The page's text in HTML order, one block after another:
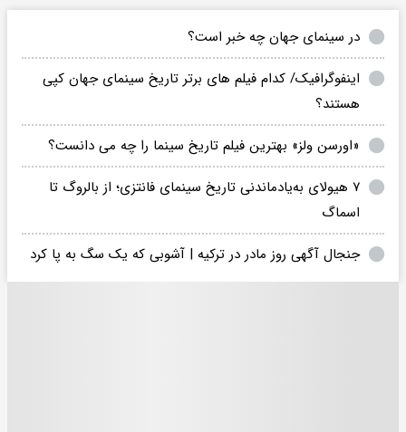
در سینمای جهان چه خبر است؟
اینفوگرافیک/ کدام فیلم‌ های برتر تاریخ سینمای جهان کپی‌
هستند؟
«اورسن ولز» بهترین فیلم تاریخ سینما را چه می دانست؟
۷ هیولای به‌یادماندنی تاریخ سینمای فانتزی؛ از بالروگ تا
اسماگ
جنجال آگهی روز مادر در ترکیه | آشوبی که یک سگ به پا کرد